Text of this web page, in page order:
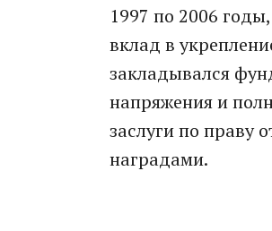
1997 по 2006
вклад в
закладывался
напряжения и
заслуги по праву
наградами.